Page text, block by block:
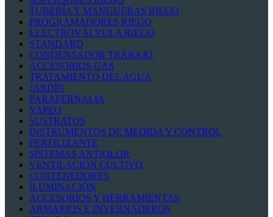
TUBERÍA Y MANGUERAS RIEGO
PROGRAMADORES RIEGO
ELECTROVÁLVULA RIEGO
STANDARD
CONDENSADOR TRABAJO
ACCESORIOS GAS
TRATAMIENTO DEL AGUA
JARDÍN
PARAFERNALIA
VAPEO
SUSTRATOS
INSTRUMENTOS DE MEDIDA Y CONTROL
FERTILIZANTE
SISTEMAS ANTIOLOR
VENTILACIÓN CULTIVO
CONTENEDORES
ILUMINACIÓN
ACCESORIOS Y HERRAMIENTAS
ARMARIOS E INVERNADEROS